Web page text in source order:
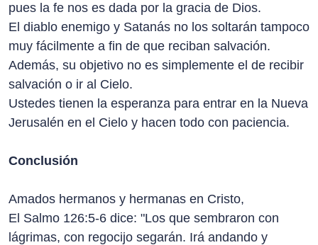
pues la fe nos es dada por la gracia de Dios.
El diablo enemigo y Satanás no los soltarán tampoco
muy fácilmente a fin de que reciban salvación.
Además, su objetivo no es simplemente el de recibir
salvación o ir al Cielo.
Ustedes tienen la esperanza para entrar en la Nueva
Jerusalén en el Cielo y hacen todo con paciencia.
Conclusión
Amados hermanos y hermanas en Cristo,
El Salmo 126:5-6 dice: "Los que sembraron con
lágrimas, con regocijo segarán. Irá andando y